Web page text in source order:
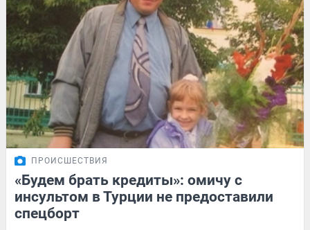
ПРОИСШЕСТВИЯ
«Будем брать кредиты»: омичу с
инсультом в Турции не предоставили
спецборт